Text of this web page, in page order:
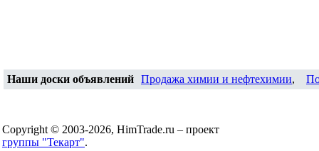
Наши доски объявлений Продажа химии и нефтехимии,
Copyright © 2003-2026, HimTrade.ru – проект
группы "Текарт".